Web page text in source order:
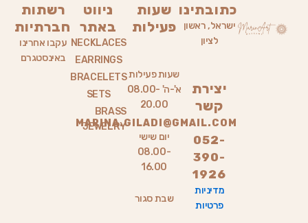
כתובתינו
ישראל, ראשון
לציון
יצירת
קשר
MARINA.GILADI@GMAIL.COM
052-
390-
1926
מדיניות
פרטיות
שעות
פעילות
שעות פעילות
א'-ה' 08.00-
20.00
יום שישי
08.00-
16.00
שבת סגור
ניווט
באתר
NECKLACES
EARRINGS
BRACELETS
SETS
BRASS
JEWELRY
רשתות
חברתיות
עקבו אחרינו
באינסטגרם